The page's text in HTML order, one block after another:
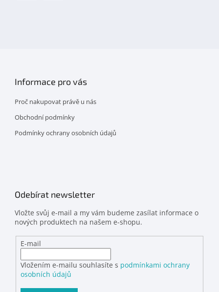
Informace pro vás
Proč nakupovat právě u nás
Obchodní podmínky
Podmínky ochrany osobních údajů
Odebírat newsletter
Vložte svůj e-mail a my vám budeme zasílat informace o
nových produktech na našem e-shopu.
E-mail
Vložením e-mailu souhlasíte s podmínkami ochrany
osobních údajů